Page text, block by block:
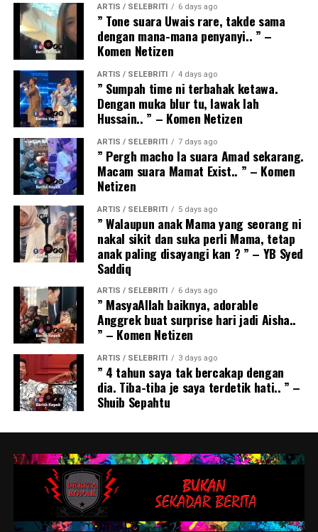
ARTIS / SELEBRITI 6 days ago
” Tone suara Uwais rare, takde sama
dengan mana-mana penyanyi.. ” –
Komen Netizen
ARTIS / SELEBRITI 4 days ago
” Sumpah time ni terbahak ketawa.
Dengan muka blur tu, lawak lah
Hussain.. ” – Komen Netizen
ARTIS / SELEBRITI 7 days ago
” Pergh macho la suara Amad sekarang.
Macam suara Mamat Exist.. ” – Komen
Netizen
ARTIS / SELEBRITI 5 days ago
” Walaupun anak Mama yang seorang ni
nakal sikit dan suka perli Mama, tetap
anak paling disayangi kan ? ” – YB Syed
Saddiq
ARTIS / SELEBRITI 6 days ago
” MasyaAllah baiknya, adorable
Anggrek buat surprise hari jadi Aisha..
” – Komen Netizen
ARTIS / SELEBRITI 3 days ago
” 4 tahun saya tak bercakap dengan
dia. Tiba-tiba je saya terdetik hati.. ” –
Shuib Sepahtu